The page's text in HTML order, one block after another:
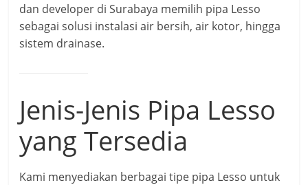
dan developer di Surabaya memilih pipa Lesso
sebagai solusi instalasi air bersih, air kotor, hingga
sistem drainase.
Jenis-Jenis Pipa Lesso
yang Tersedia
Kami menyediakan berbagai tipe pipa Lesso untuk